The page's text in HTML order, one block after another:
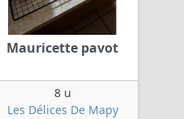
Mauricette pavot
8 u
Les Délices De Mapy